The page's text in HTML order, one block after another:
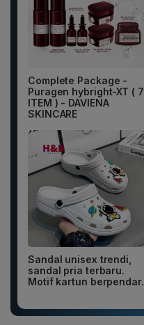
Complete Package -
Puragen hybright-XT ( 7
ITEM ) - DAVIENA
SKINCARE
Sandal unisex trendi,
sandal pria terbaru.
Motif kartun berpendar.